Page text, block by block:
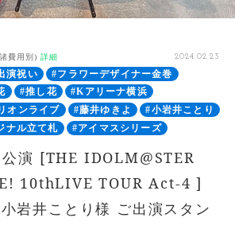
費用別) 詳細 2024.02.23
演祝い
#フラワーデザイナー金巻
#推し花
#Kアリーナ横浜
オンライブ
#藤井ゆきよ
#小岩井ことり
ナル立て札 #アイマスシリーズ
演 [THE IDOLM@STER
10thLIVE TOUR Act-4 ]
岩井ことり様 ご出演スタン